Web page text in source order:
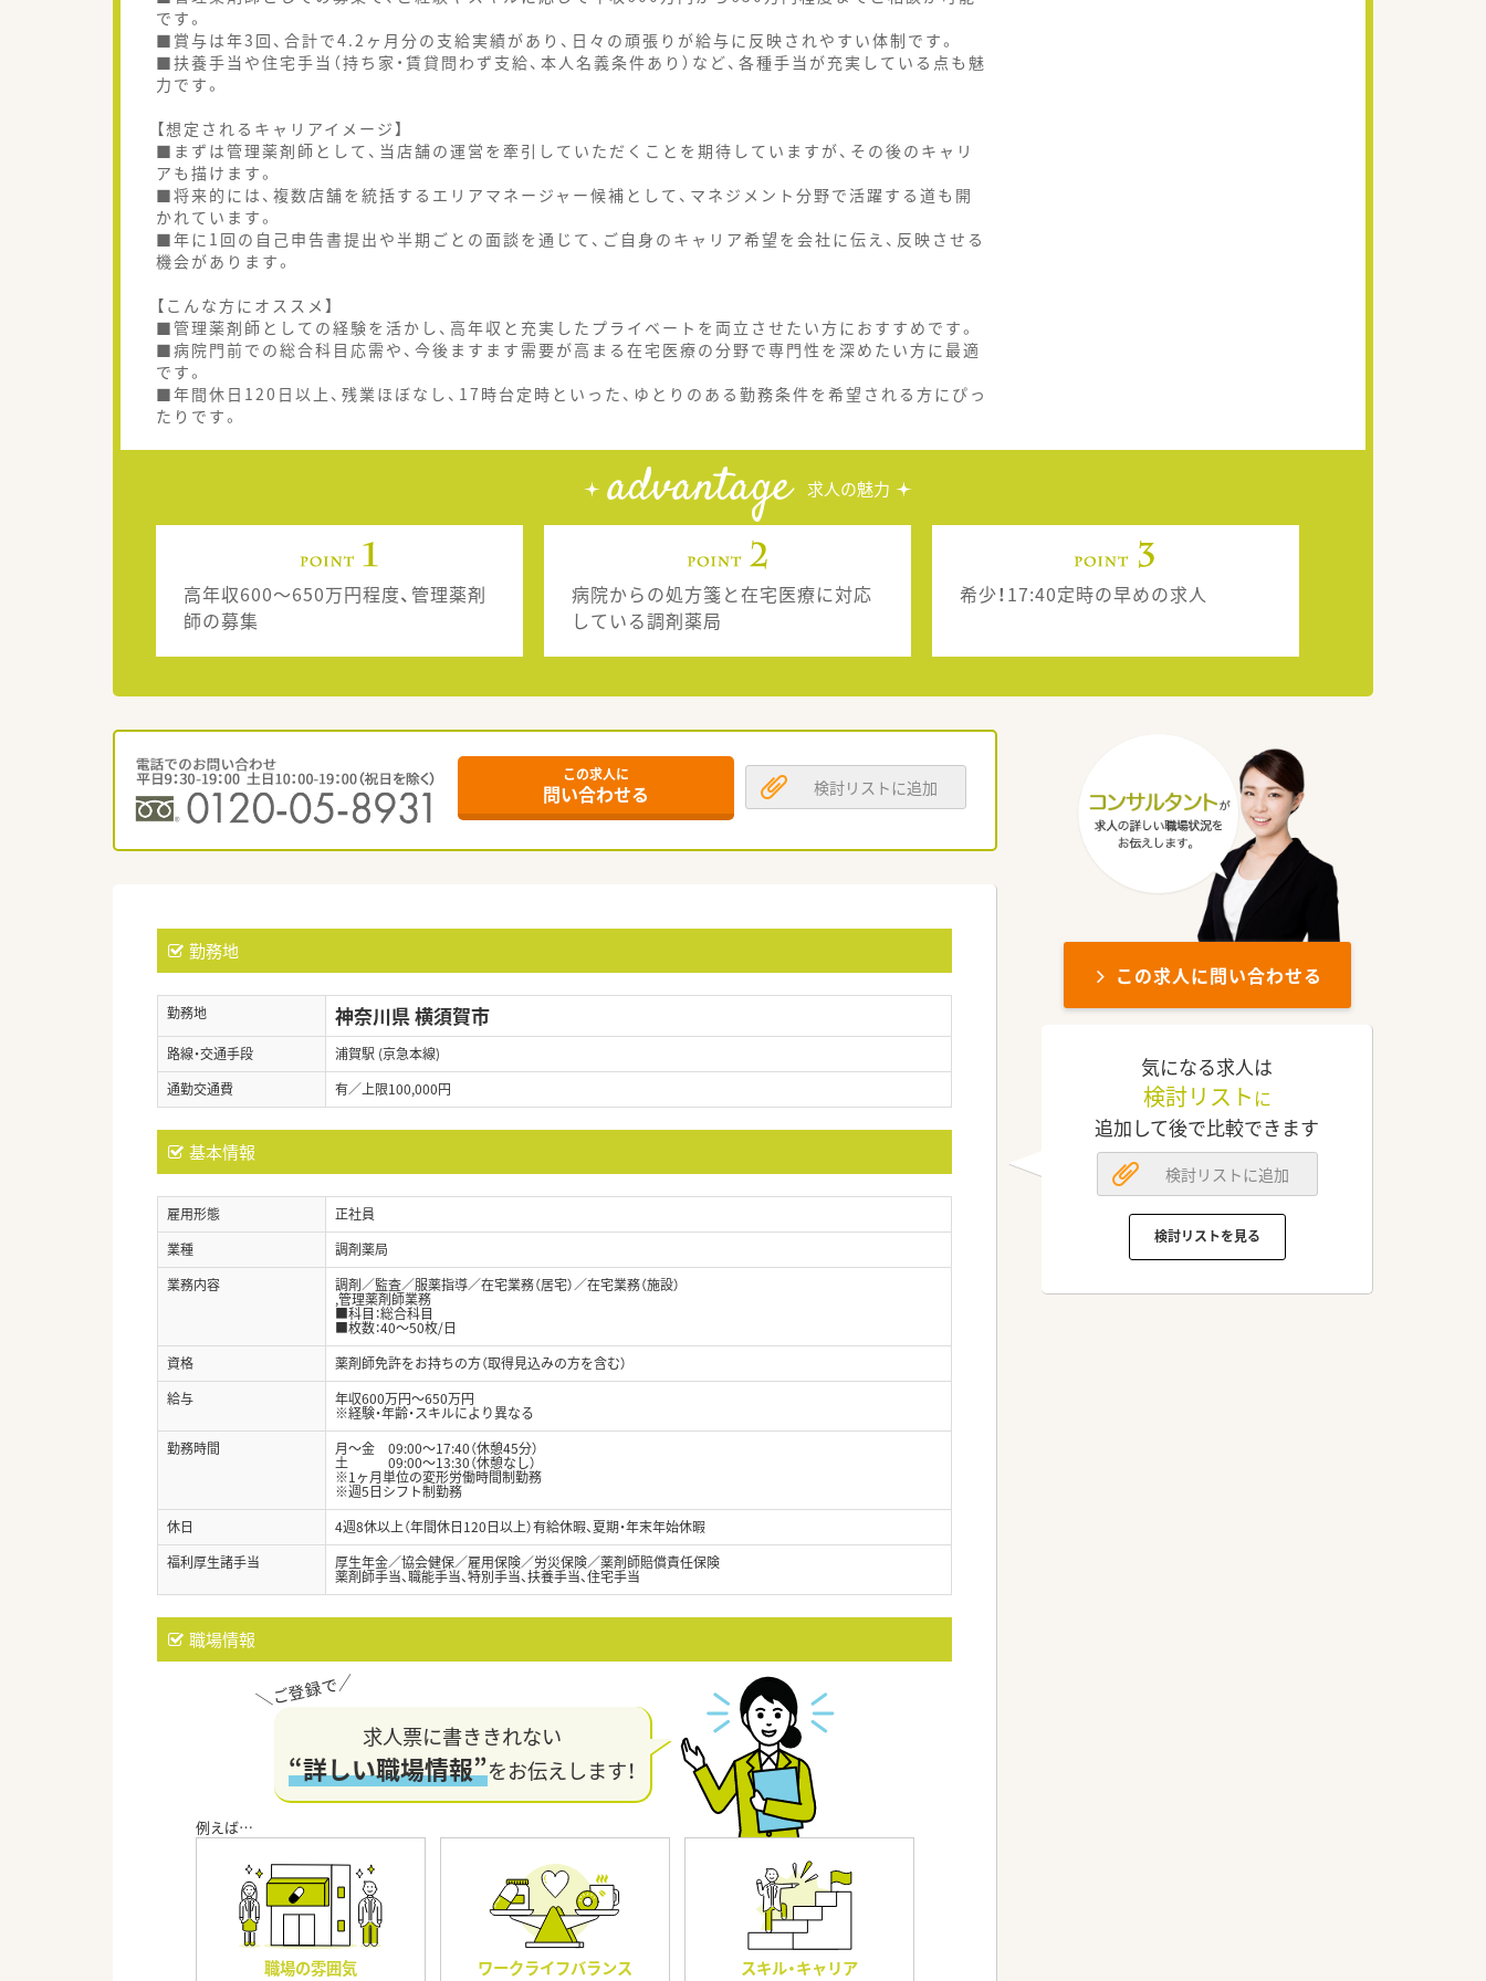
です。
■賞与は年3回、合計で4.2ヶ月分の支給実績があり、日々の頑張りが給与に反映されやすい体制です。
■扶養手当や住宅手当（持ち家・賃貸問わず支給、本人名義条件あり）など、各種手当が充実している点も魅
力です。
【想定されるキャリアイメージ】
■まずは管理薬剤師として、当店舗の運営を牽引していただくことを期待していますが、その後のキャリ
アも描けます。
■将来的には、複数店舗を統括するエリアマネージャー候補として、マネジメント分野で活躍する道も開
かれています。
■年に1回の自己申告書提出や半期ごとの面談を通じて、ご自身のキャリア希望を会社に伝え、反映させる
機会があります。
【こんな方にオススメ】
■管理薬剤師としての経験を活かし、高年収と充実したプライベートを両立させたい方におすすめです。
■病院門前での総合科目応需や、今後ますます需要が高まる在宅医療の分野で専門性を深めたい方に最適
です。
■年間休日120日以上、残業ほぼなし、17時台定時といった、ゆとりのある勤務条件を希望される方にぴっ
たりです。
advantage 求人の魅力
高年収600～650万円程度、管理薬剤
師の募集
病院からの処方箋と在宅医療に対応
している調剤薬局
希少！17:40定時の早めの求人
この求人に
問い合わせる 検討リストに追加
勤務地
勤務地 神奈川県 横須賀市
路線・交通手段
浦賀駅 (京急本線)
通勤交通費
有／上限100,000円
基本情報
雇用形態
正社員
業種
調剤薬局
業務内容
調剤／監査／服薬指導／在宅業務（居宅）／在宅業務（施設）
,管理薬剤師業務
■科目：総合科目
■枚数：40～50枚/日
資格
薬剤師免許をお持ちの方（取得見込みの方を含む）
給与
年収600万円～650万円
※経験・年齢・スキルにより異なる
勤務時間
月～金 09:00～17:40（休憩45分）
土 09:00～13:30（休憩なし）
※1ヶ月単位の変形労働時間制勤務
※週5日シフト制勤務
休日
4週8休以上（年間休日120日以上）有給休暇、夏期・年末年始休暇
福利厚生諸手当
厚生年金／協会健保／雇用保険／労災保険／薬剤師賠償責任保険
薬剤師手当、職能手当、特別手当、扶養手当、住宅手当
職場情報
求人票に書ききれない
“詳しい職場情報”をお伝えします！
職場の雰囲気 ワークライフバランス スキル・キャリア
この求人に問い合わせる
気になる求人は
検討リスト に
追加して後で比較できます
検討リストに追加
検討リストを見る